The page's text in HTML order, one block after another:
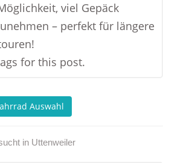
viel Gepäck
– perfekt für längere
for this post.
Auswahl
in Uttenweiler